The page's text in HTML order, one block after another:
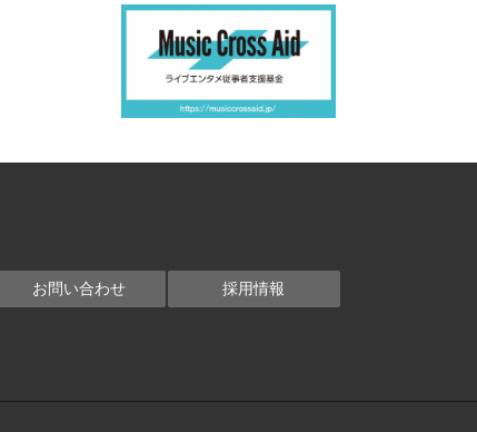
お問い合わせ 採用情報